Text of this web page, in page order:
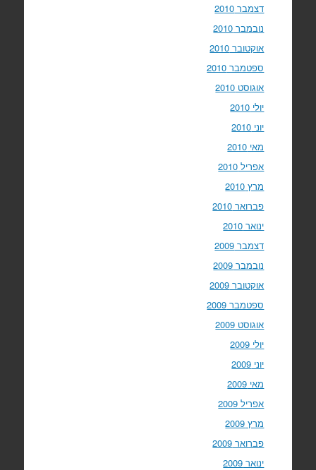
דצמבר 2010
נובמבר 2010
אוקטובר 2010
ספטמבר 2010
אוגוסט 2010
יולי 2010
יוני 2010
מאי 2010
אפריל 2010
מרץ 2010
פברואר 2010
ינואר 2010
דצמבר 2009
נובמבר 2009
אוקטובר 2009
ספטמבר 2009
אוגוסט 2009
יולי 2009
יוני 2009
מאי 2009
אפריל 2009
מרץ 2009
פברואר 2009
ינואר 2009